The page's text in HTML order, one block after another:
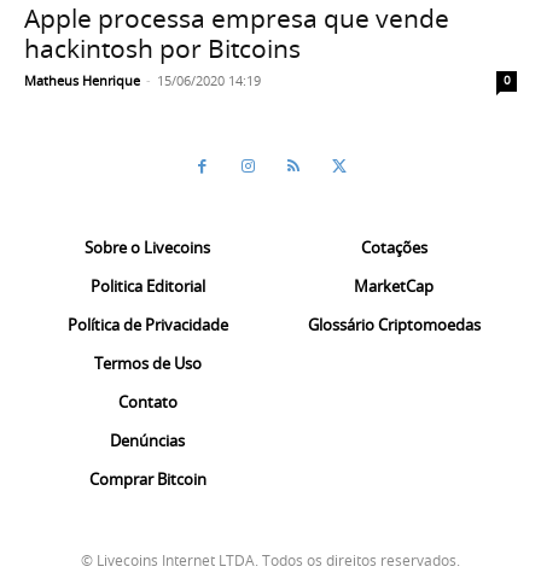
Apple processa empresa que vende
hackintosh por Bitcoins
Matheus Henrique - 15/06/2020 14:19 0
Sobre o Livecoins
Politica Editorial
Política de Privacidade
Termos de Uso
Contato
Denúncias
Comprar Bitcoin
Cotações
MarketCap
Glossário Criptomoedas
© Livecoins Internet LTDA. Todos os direitos reservados.